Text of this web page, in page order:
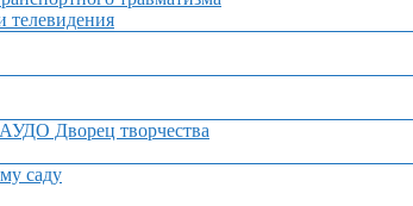
телевидения
Дворец творчества
саду